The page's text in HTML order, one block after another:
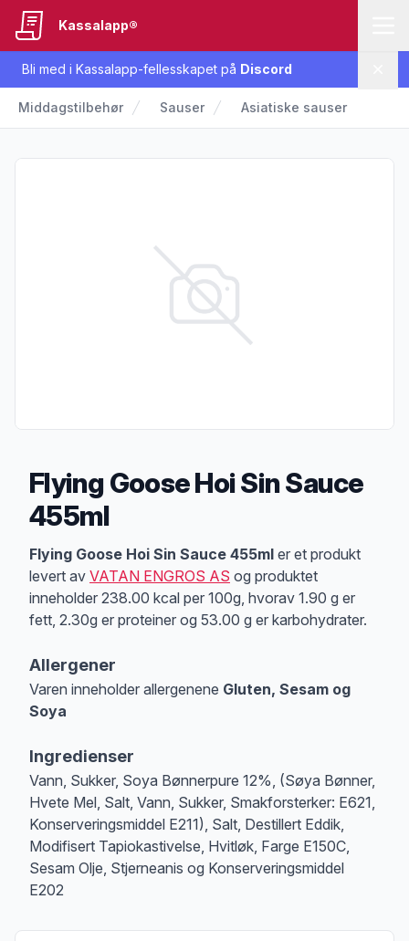
Bli med i Kassalapp-fellesskapet på Discord
Kassalapp®
Middagstilbehør Sauser Asiatiske sauser
Flying Goose Hoi Sin Sauce
455ml
Produktbeskrivelse
Flying Goose Hoi Sin Sauce 455ml er et produkt
levert av VATAN ENGROS AS og produktet
inneholder 238.00 kcal per 100g, hvorav 1.90 g er
fett, 2.30g er proteiner og 53.00 g er karbohydrater.
Allergener
Varen inneholder allergenene Gluten, Sesam og
Soya
Ingredienser
Vann, Sukker, Soya Bønnerpure 12%, (Søya Bønner,
Hvete Mel, Salt, Vann, Sukker, Smakforsterker: E621,
Konserveringsmiddel E211), Salt, Destillert Eddik,
Modifisert Tapiokastivelse, Hvitløk, Farge E150C,
Sesam Olje, Stjerneanis og Konserveringsmiddel
E202